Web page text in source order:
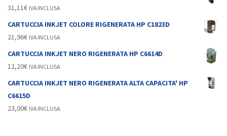
31,11€ IVA INCLUSA
CARTUCCIA INKJET COLORE RIGENERATA HP C1823D
21,96€ IVA INCLUSA
CARTUCCIA INKJET NERO RIGENERATA HP C6614D
12,20€ IVA INCLUSA
CARTUCCIA INKJET NERO RIGENERATA ALTA CAPACITA' HP
C6615D
23,00€ IVA INCLUSA